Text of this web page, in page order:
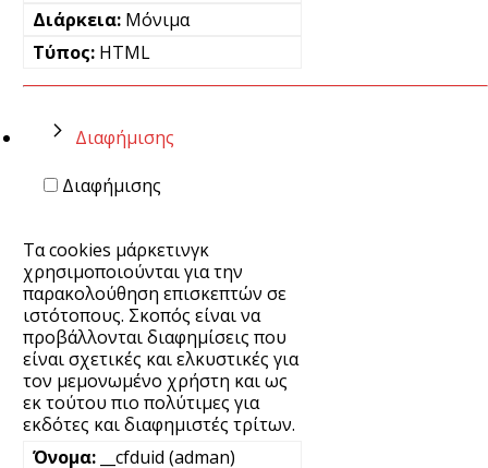
Μόνιμα
HTML
Διαφήμισης
Διαφήμισης
Τα cookies μάρκετινγκ
χρησιμοποιούνται για την
παρακολούθηση επισκεπτών σε
ιστότοπους. Σκοπός είναι να
προβάλλονται διαφημίσεις που
είναι σχετικές και ελκυστικές για
τον μεμονωμένο χρήστη και ως
εκ τούτου πιο πολύτιμες για
εκδότες και διαφημιστές τρίτων.
__cfduid (adman)